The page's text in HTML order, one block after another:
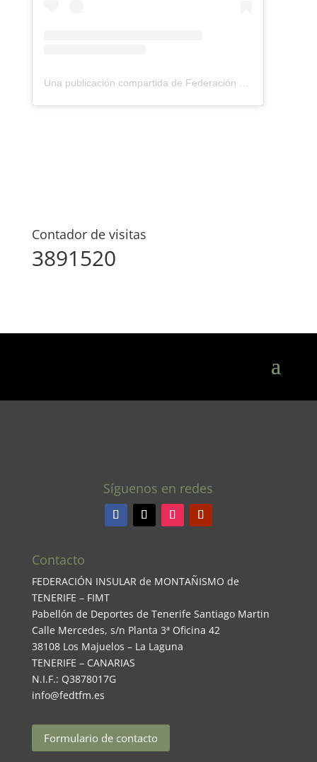
Una publicación compartida de Federación Montañismo Tenerife (@federacion_montanismo_tenerife)
Contador de visitas
3891520
Síguenos en redes
Contacto
FEDERACIÓN INSULAR de MONTAÑISMO de
TENERIFE – FIMT
Pabellón de Deportes de Tenerife Santiago Martin
Calle Mercedes, s/n Planta 3ª Oficina 42
38108 Los Majuelos – La Laguna
TENERIFE – CANARIAS
N.I.F.: Q3878017G
info@fedtfm.es
Formulario de contacto